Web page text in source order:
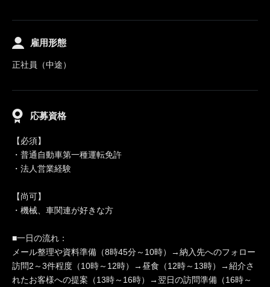
雇用形態
正社員（中途）
応募資格
【必須】
・普通自動車第一種運転免許
・法人営業経験
【尚可】
・機械、車関連が好きな方
■一日の流れ：
メール整理や資料準備（8時45分～10時）→納入先へのフォロー
訪問2～3件程度（10時～12時）→昼食（12時～13時）→紹介さ
れたお客様への提案（13時～16時）→翌日の訪問準備（16時～